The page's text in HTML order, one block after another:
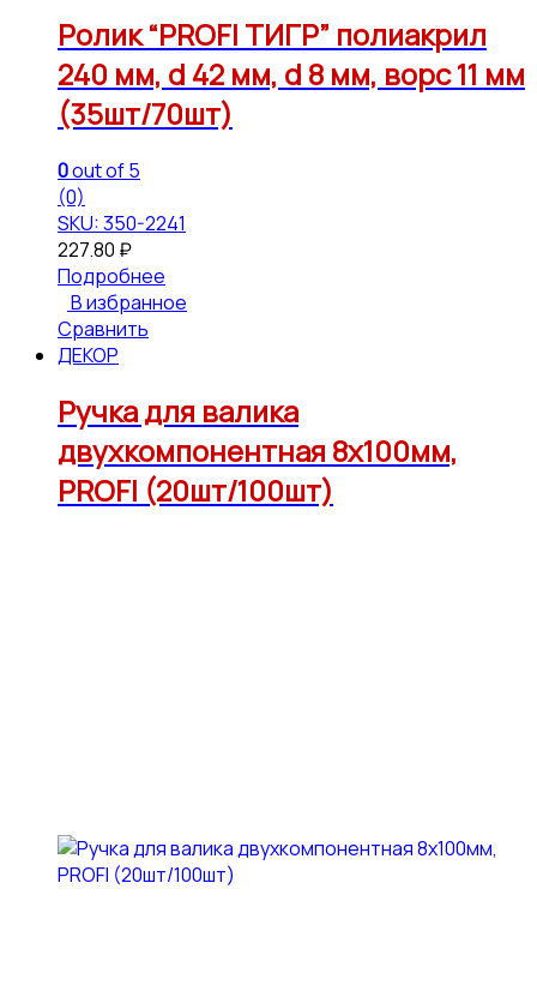
Ролик “PROFI ТИГР” полиакрил
240 мм, d 42 мм, d 8 мм, ворс 11 мм
(35шт/70шт)
0out of 5
(0)
SKU: 350-2241
227.80 ₽
Подробнее
В избранное
Сравнить
ДЕКОР
Ручка для валика
двухкомпонентная 8х100мм,
PROFI (20шт/100шт)